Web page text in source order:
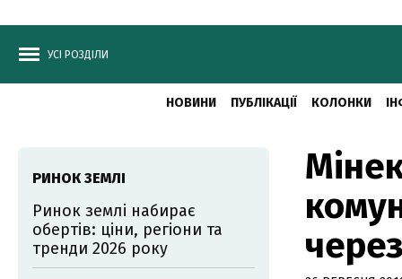
УСІ РОЗДІЛИ
НОВИНИ ПУБЛІКАЦІЇ КОЛОНКИ
РИНОК ЗЕМЛІ
Ринок землі набирає
обертів: ціни, регіони та
тренди 2026 року